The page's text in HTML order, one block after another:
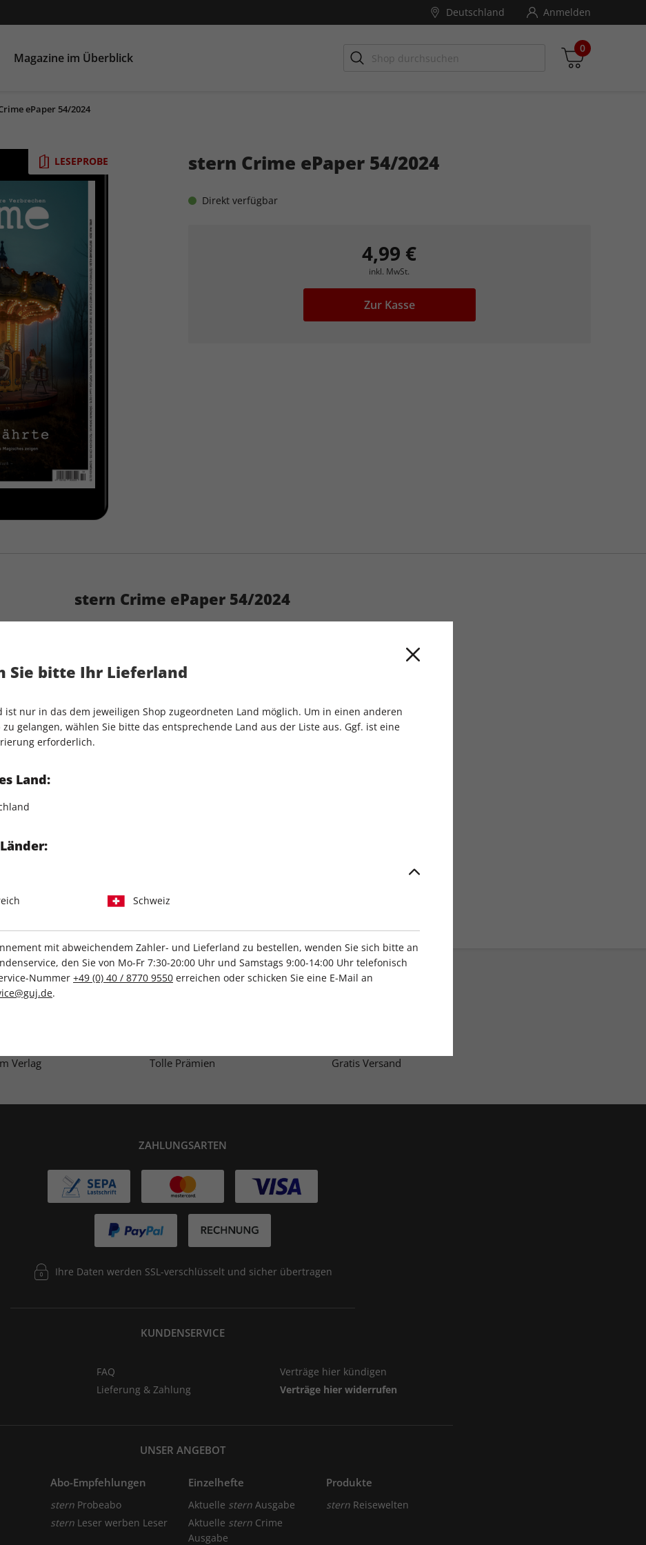
Deutschland Anmelden
Magazine im Überblick
0
Zwischensumme
ePaper 54/2024
LESEPROBE stern Crime ePaper 54/2024
Direkt verfügbar
4,99 €
inkl. MwSt.
Zur Kasse
stern Crime ePaper 54/2024
zeigen. Der Fall Jürgen
er Menschen
unter Mafiosi
digitale Ausgabe:
haben Sie Zugriff über
Android).
Verlag Tolle Prämien Gratis Versand
ZAHLUNGSARTEN
Ihre Daten werden SSL-verschlüsselt und sicher übertragen
KUNDENSERVICE
FAQ
Lieferung & Zahlung
Verträge hier kündigen
Verträge hier widerrufen
UNSER ANGEBOT
Abo-Empfehlungen
sternProbeabo
sternLeser werben Leser
Einzelhefte
Aktuelle sternAusgabe
Aktuelle sternCrime
Ausgabe
Produkte
sternReisewelten
Sie bitte Ihr Lieferland
ist nur in das dem jeweiligen Shop zugeordneten Land möglich. Um in einen anderen
zu gelangen, wählen Sie bitte das entsprechende Land aus der Liste aus. Ggf. ist eine
erforderlich.
Land:
Schweiz
mit abweichendem Zahler- und Lieferland zu bestellen, wenden Sie sich bitte an
den Sie von Mo-Fr 7:30-20:00 Uhr und Samstags 9:00-14:00 Uhr telefonisch
Nummer +49 (0) 40 / 8770 9550 erreichen oder schicken Sie eine E-Mail an
.